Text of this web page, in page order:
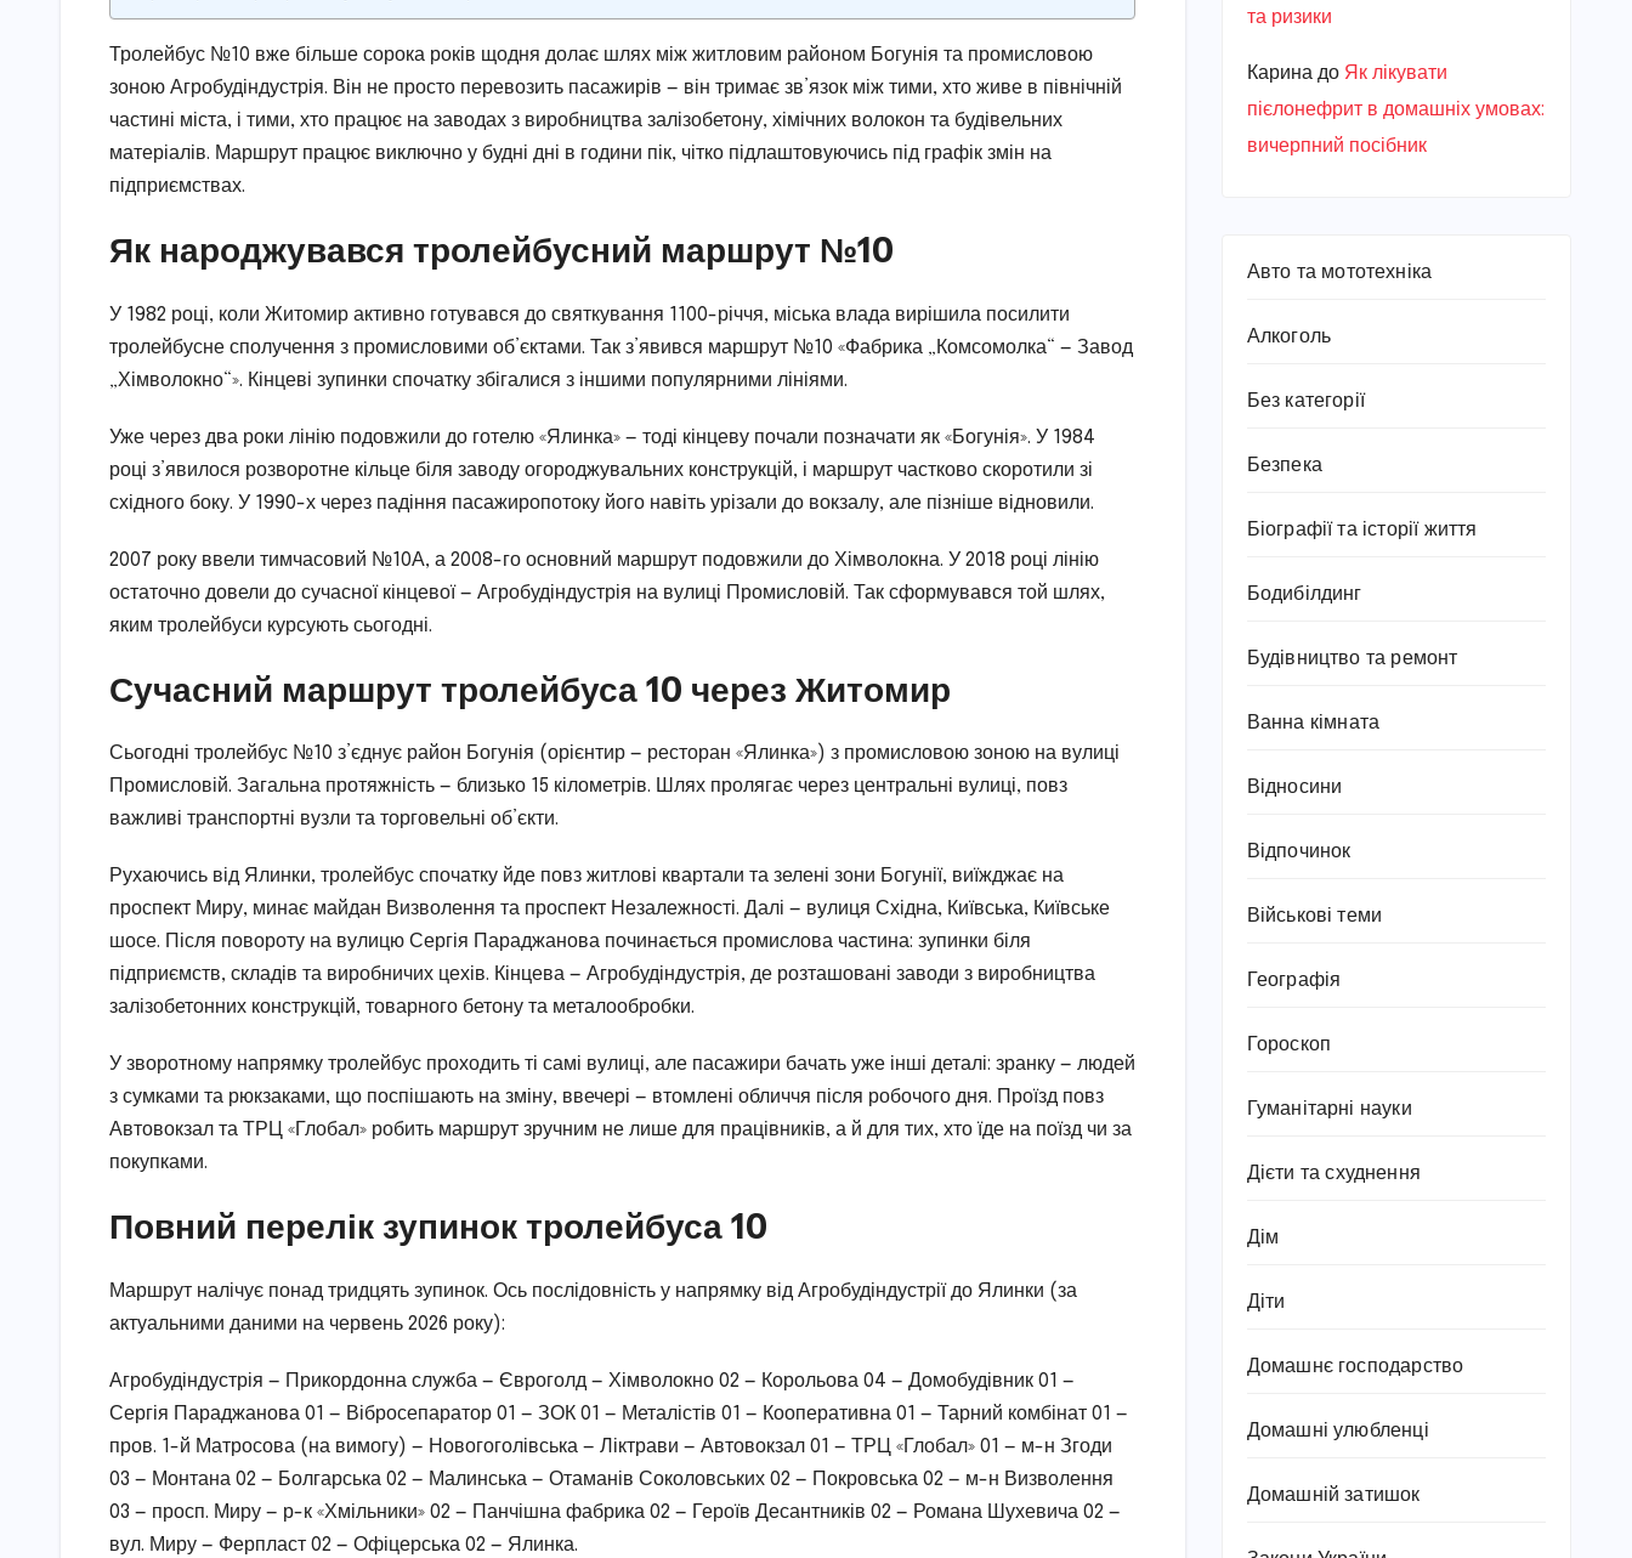
Тролейбус №10 вже більше сорока років щодня долає шлях між житловим районом Богунія та промисловою
зоною Агробудіндустрія. Він не просто перевозить пасажирів — він тримає зв’язок між тими, хто живе в північній
частині міста, і тими, хто працює на заводах з виробництва залізобетону, хімічних волокон та будівельних
матеріалів. Маршрут працює виключно у будні дні в години пік, чітко підлаштовуючись під графік змін на
підприємствах.
Як народжувався тролейбусний маршрут №10
У 1982 році, коли Житомир активно готувався до святкування 1100-річчя, міська влада вирішила посилити
тролейбусне сполучення з промисловими об’єктами. Так з’явився маршрут №10 «Фабрика „Комсомолка“ — Завод
„Хімволокно“». Кінцеві зупинки спочатку збігалися з іншими популярними лініями.
Уже через два роки лінію подовжили до готелю «Ялинка» — тоді кінцеву почали позначати як «Богунія». У 1984
році з’явилося розворотне кільце біля заводу огороджувальних конструкцій, і маршрут частково скоротили зі
східного боку. У 1990-х через падіння пасажиропотоку його навіть урізали до вокзалу, але пізніше відновили.
2007 року ввели тимчасовий №10А, а 2008-го основний маршрут подовжили до Хімволокна. У 2018 році лінію
остаточно довели до сучасної кінцевої — Агробудіндустрія на вулиці Промисловій. Так сформувався той шлях,
яким тролейбуси курсують сьогодні.
Сучасний маршрут тролейбуса 10 через Житомир
Сьогодні тролейбус №10 з’єднує район Богунія (орієнтир — ресторан «Ялинка») з промисловою зоною на вулиці
Промисловій. Загальна протяжність — близько 15 кілометрів. Шлях пролягає через центральні вулиці, повз
важливі транспортні вузли та торговельні об’єкти.
Рухаючись від Ялинки, тролейбус спочатку йде повз житлові квартали та зелені зони Богунії, виїжджає на
проспект Миру, минає майдан Визволення та проспект Незалежності. Далі — вулиця Східна, Київська, Київське
шосе. Після повороту на вулицю Сергія Параджанова починається промислова частина: зупинки біля
підприємств, складів та виробничих цехів. Кінцева — Агробудіндустрія, де розташовані заводи з виробництва
залізобетонних конструкцій, товарного бетону та металообробки.
У зворотному напрямку тролейбус проходить ті самі вулиці, але пасажири бачать уже інші деталі: зранку — людей
з сумками та рюкзаками, що поспішають на зміну, ввечері — втомлені обличчя після робочого дня. Проїзд повз
Автовокзал та ТРЦ «Глобал» робить маршрут зручним не лише для працівників, а й для тих, хто їде на поїзд чи за
покупками.
Повний перелік зупинок тролейбуса 10
Маршрут налічує понад тридцять зупинок. Ось послідовність у напрямку від Агробудіндустрії до Ялинки (за
актуальними даними на червень 2026 року):
Агробудіндустрія — Прикордонна служба — Євроголд — Хімволокно 02 — Корольова 04 — Домобудівник 01 —
Сергія Параджанова 01 — Вібросепаратор 01 — ЗОК 01 — Металістів 01 — Кооперативна 01 — Тарний комбінат 01 —
пров. 1-й Матросова (на вимогу) — Новогоголівська — Ліктрави — Автовокзал 01 — ТРЦ «Глобал» 01 — м-н Згоди
03 — Монтана 02 — Болгарська 02 — Малинська — Отаманів Соколовських 02 — Покровська 02 — м-н Визволення
03 — просп. Миру — р-к «Хмільники» 02 — Панчішна фабрика 02 — Героїв Десантників 02 — Романа Шухевича 02 —
вул. Миру — Ферпласт 02 — Офіцерська 02 — Ялинка.
та ризики
Каринадо Як лікувати
пієлонефрит в домашніх умовах:
вичерпний посібник
Авто та мототехніка
Алкоголь
Без категорії
Безпека
Біографії та історії життя
Бодибілдинг
Будівництво та ремонт
Ванна кімната
Відносини
Відпочинок
Військові теми
Географія
Гороскоп
Гуманітарні науки
Дієти та схуднення
Дім
Діти
Домашнє господарство
Домашні улюбленці
Домашній затишок